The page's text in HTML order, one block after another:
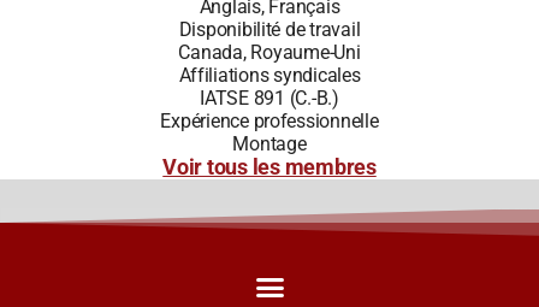
Anglais, Français
Disponibilité de travail
Canada, Royaume-Uni
Affiliations syndicales
IATSE 891 (C.-B.)
Expérience professionnelle
Montage
Voir tous les membres